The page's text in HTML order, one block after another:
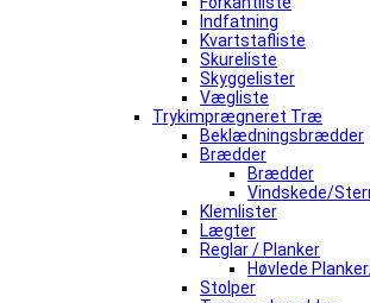
Indfatning
Kvartstafliste
Skureliste
Skyggelister
Vægliste
Trykimprægneret Træ
Beklædningsbrædder
Brædder
Brædder
Vindskede/
Klemlister
Lægter
Reglar / Planker
Høvlede
Stolper